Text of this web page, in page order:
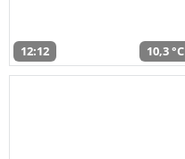
12:12 10,3 °C